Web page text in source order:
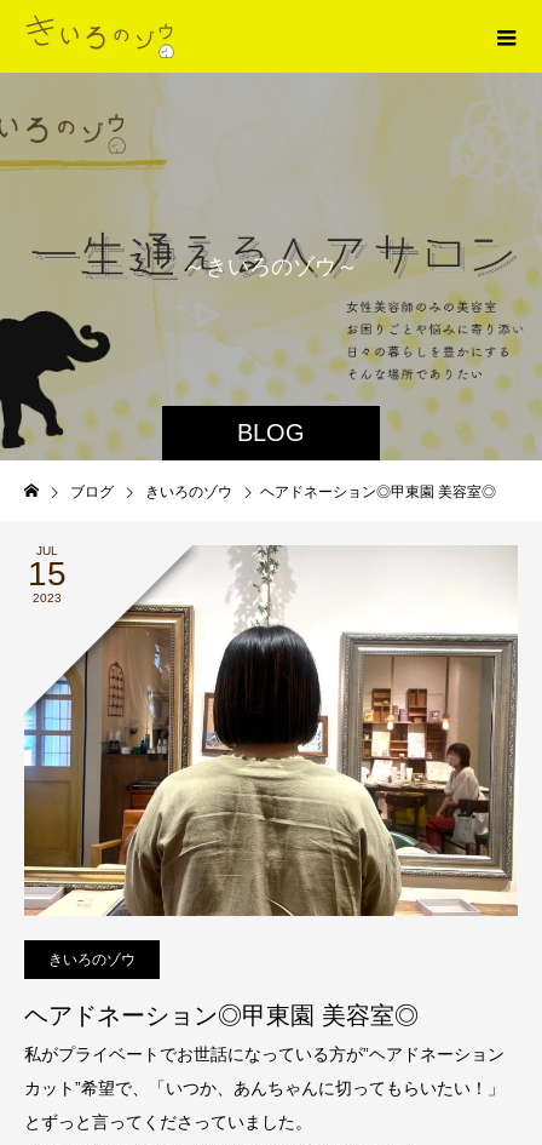
BLOG
～きいろのゾウ～
ブログ きいろのゾウ ヘアドネーション◎甲東園 美容室◎
JUL
15
2023
きいろのゾウ
ヘアドネーション◎甲東園 美容室◎
私がプライベートでお世話になっている方が”ヘアドネーション
カット”希望で、「いつか、あんちゃんに切ってもらいたい！」
とずっと言ってくださっていました。